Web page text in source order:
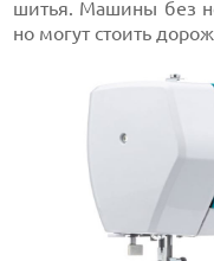
шитья. Машины без
но могут стоить